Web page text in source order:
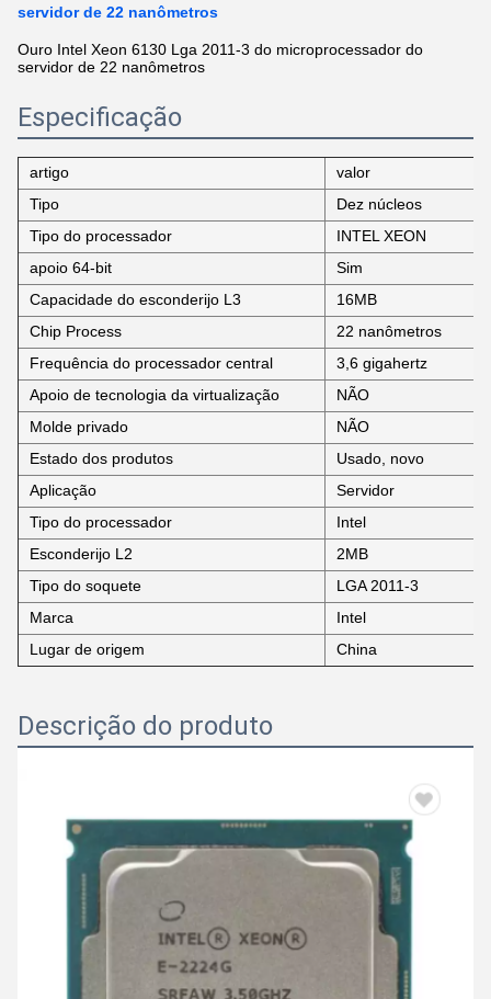
servidor de 22 nanômetros
Ouro Intel Xeon 6130 Lga 2011-3 do microprocessador do
servidor de 22 nanômetros
Especificação
artigo
valor
Tipo
Dez núcleos
Tipo do processador
INTEL XEON
apoio 64-bit
Sim
Capacidade do esconderijo L3
16MB
Chip Process
22 nanômetros
Frequência do processador central
3,6 gigahertz
Apoio de tecnologia da virtualização
NÃO
Molde privado
NÃO
Estado dos produtos
Usado, novo
Aplicação
Servidor
Tipo do processador
Intel
Esconderijo L2
2MB
Tipo do soquete
LGA 2011-3
Marca
Intel
Lugar de origem
China
Descrição do produto